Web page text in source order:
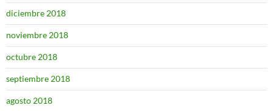
diciembre 2018
noviembre 2018
octubre 2018
septiembre 2018
agosto 2018